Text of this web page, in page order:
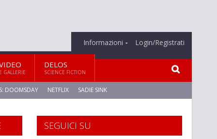
Informazioni Login/Registrati
E GALLERIE
DELOS
SCIENCE FICTION
DOOMSDAY NETFLIX SADIE SINK
SEGUICI SU